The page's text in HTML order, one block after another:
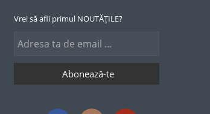
Vrei să afli primul NOUTĂȚILE?